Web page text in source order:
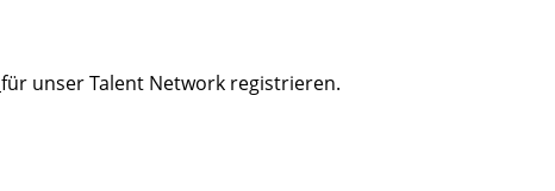
für unser Talent Network registrieren.